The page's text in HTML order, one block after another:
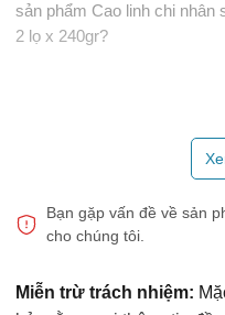
sản phẩm Cao linh chi nhân
2 lọ x 240gr?
Bạn gặp vấn đề về sản
cho chúng tôi.
Miễn trừ trách nhiệm: